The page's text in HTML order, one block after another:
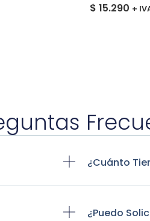
$ 15.290 +
¿Cuánto
¿Puedo